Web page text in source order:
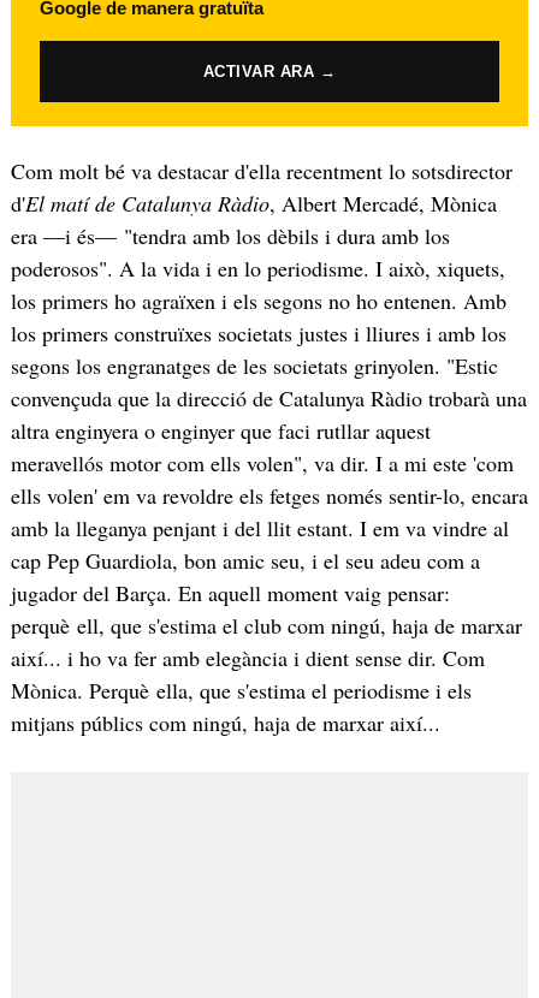
Google de manera gratuïta
ACTIVAR ARA →
Com molt bé va destacar d'ella recentment lo sotsdirector
d'El matí de Catalunya Ràdio, Albert Mercadé, Mònica
era —i és— "tendra amb los dèbils i dura amb los
poderosos". A la vida i en lo periodisme. I això, xiquets,
los primers ho agraïxen i els segons no ho entenen. Amb
los primers construïxes societats justes i lliures i amb los
segons los engranatges de les societats grinyolen. "Estic
convençuda que la direcció de Catalunya Ràdio trobarà una
altra enginyera o enginyer que faci rutllar aquest
meravellós motor com ells volen", va dir. I a mi este 'com
ells volen' em va revoldre els fetges només sentir-lo, encara
amb la lleganya penjant i del llit estant. I em va vindre al
cap Pep Guardiola, bon amic seu, i el seu adeu com a
jugador del Barça. En aquell moment vaig pensar:
perquè ell, que s'estima el club com ningú, haja de marxar
així... i ho va fer amb elegància i dient sense dir. Com
Mònica. Perquè ella, que s'estima el periodisme i els
mitjans públics com ningú, haja de marxar així...